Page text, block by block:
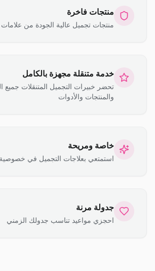
منتجات فاخرة
منتجات تجميل عالية الجودة من
خدمة متنقلة مجهزة بالكامل
تحضر خبيرات التجميل المتنقلات جميع
والمنتجات والأدوات
خاصة ومريحة
استمتعي بعلاجات التجميل في
جدولة مرنة
احجزي مواعيد تناسب جدولك الزمني